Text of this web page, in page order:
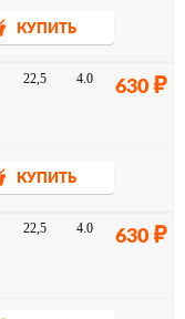
КУПИТЬ
22,5 4.0 630
КУПИТЬ
22,5 4.0 630